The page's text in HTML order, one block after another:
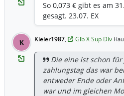
So 0,073 € gibt es am
gesagt. 23.07. EX
K Kieler1987, Glb X Sup Div
Die eine ist schon für
zahlungstag das war
entweder Ende oder
war und im gleichen